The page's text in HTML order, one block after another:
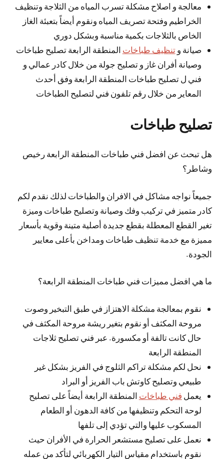
معالجة و اصلاح مشكلة تسرب المياه من الثلاجة وتنظيف
الخراطيم وفتحة تصريف المياه ونقوم أيضاً بتعبئة الغاز
الخاص بالثلاجات بكمية مناسبة وبشكل دوري
صيانة وتنظيف طباخات المنطقة الرابعة تصليح طباخات
وصيانة أفران غاز و تصليح جولة من خلال كادر عمالي و
فني ل تصليح طباخات المنطقة الرابعة وفق أحدث
المعاير من خلال رقم تلفون فني لتصليح الطباخات
تصليح طباخات
هل تبحث عن افضل فني طباخات المنطقة الرابعة رخيص
وشاطر؟
جميعاً نواجه مشاكل في الافران والطباخات لذلك نقدم لكم
كادر متميز في تركيب وفك وصيانة وتصليح طباخات وميزة
تغير القطع المعطلة بقطع جديدة أصلية متينة وقوية بأسعار
مميزة مع خدمة تنظيف طباخات ومداخن بأعلى معايير
الجودة.
ما هي افضل مميزات فني طباخات المنطقة الرابعة؟
نقوم بمعالجة مشكلة الاهتزاز في طبق التبخير وصوت
مروحة المكثف أو نقوم بتغير ريشة مروحة المكثف في
حال كانت تالفة أو مكسورة. عبر فني تصليح ثلاجات
المنطقة الرابعة
نحل لكم مشكلة تراكم الثلوج في الفريز بشكل غير
طبيعي وتصليح كاوتش باب الفريز أو البراد
يعمل فني طباخات المنطقة الرابعة أيضاً على تصليح
لوحة التحكم وتنظيفها من كافة الدهون أو الطعام
المسكوب عليها والتي تؤدي إلى تلفها
نعمل على تصليح مستشعر الحرارة في الأفران حيث
نقوم باستخدام مقياس التيار الكهربائي لتأكد من عمله